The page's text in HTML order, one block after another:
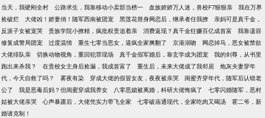
当天，我硬刚全村
公路求生，我靠移动小卖部当榜一 血族娇娇万人迷，兽校F7狠狠亲
我在万界
捡破烂
大佬凶！娇妻俏！随军西南被团宠 黑莲花替身网恋后，继承者任我撩
亲妈可是真千金，
反派子女被宠哭
贵族学院小撩精，疯批权贵追着亲 消费返现？真千金狂赚百亿成首富
我靠遗容
修复成警局团宠
过度温情 重生七零当恶女，逼疯全家爽翻了 京港溺吻
网恋掉马，恶女被禁欲
大佬排队亲
切换动物视角，重回犯罪现场 真千金假军婚后，靠玄学成为团宠
我的剑尊，从书里
跑出来杀我？
在贵校女主身后捡漏，我成首富了 重生后，未来大佬成了我邻居
炮灰夫妻穿年
代，今天自救了吗？
雾夜有染 穿成大佬的假冒女友，夜夜被亲哭
闺蜜齐穿年代，随军后认错老
公了
我是恶毒后妈？但闺蜜穿成我养女 八零恶媳被离婚，科研大佬悔疯了
七零闪婚随军，恶村
姑被大佬亲哭
心声暴露后，大佬凭实力带飞全家 七零破庙通现代，全家吃肉又喝汤
霍二爷，新
婚请克制！